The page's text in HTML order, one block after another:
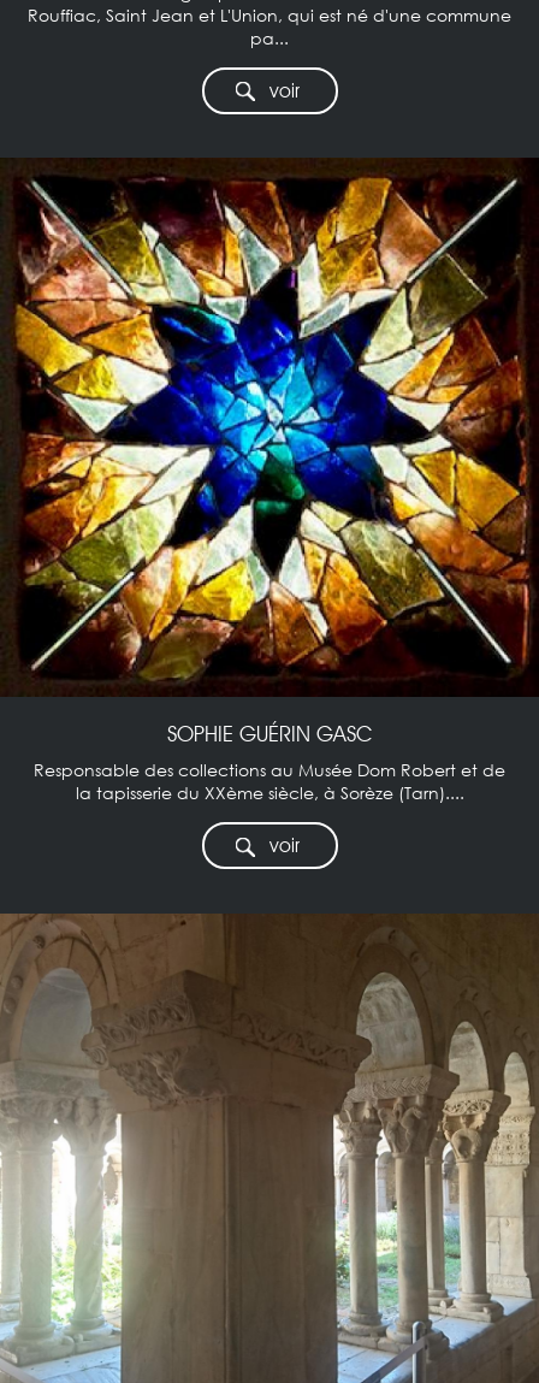
Rouffiac, Saint Jean et L'Union, qui est né d'une commune
pa...
voir
SOPHIE GUÉRIN GASC
Responsable des collections au Musée Dom Robert et de
la tapisserie du XXème siècle, à Sorèze (Tarn)....
voir